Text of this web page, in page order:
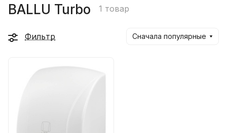
BALLU Turbo 1 товар
Фильтр Сначала популярные